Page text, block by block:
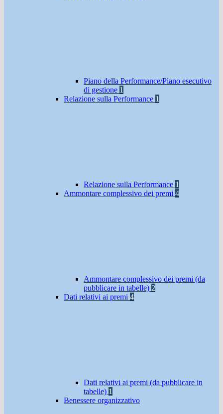
Piano della Performance/Piano esecutivo
di gestione 1
Relazione sulla Performance 1
Relazione sulla Performance 1
Ammontare complessivo dei premi 4
Ammontare complessivo dei premi (da
pubblicare in tabelle) 2
Dati relativi ai premi 4
Dati relativi ai premi (da pubblicare in
tabelle) 1
Benessere organizzativo